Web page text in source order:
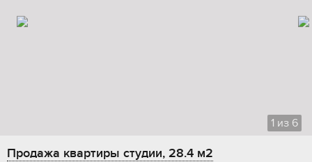
1 из 6
Продажа квартиры студии, 28.4 м2